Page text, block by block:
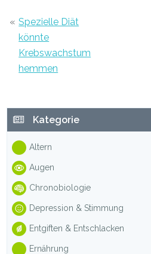
« Spezielle Diät
könnte
Krebswachstum
hemmen
Haupt-
Sidebar
Kategorie
Altern
Augen
Chronobiologie
Depression & Stimmung
Entgiften & Entschlacken
Ernährung